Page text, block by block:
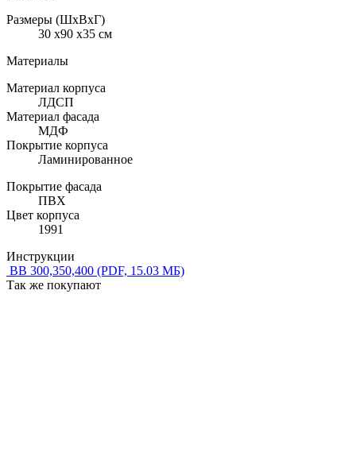
Размеры (ШхВхГ)
30 x90 x35 см
Материалы
Материал корпуса
ЛДСП
Материал фасада
МДФ
Покрытие корпуса
Ламинированное
Покрытие фасада
ПВХ
Цвет корпуса
1991
Инструкции
ВВ 300,350,400 (PDF, 15.03 МБ)
Так же покупают